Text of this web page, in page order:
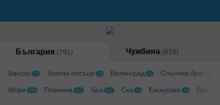
България (791) Чужбина (616)
Банско 73 Златни пясъци 45 Велинград 46 Слънчев бряг
Море 293 Планина 412 Spa 347 Ски 25 Екскурзия 18 Лукс